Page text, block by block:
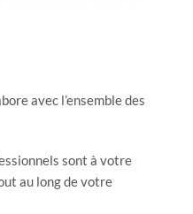
avec l’ensemble des
sont à votre
au long de votre